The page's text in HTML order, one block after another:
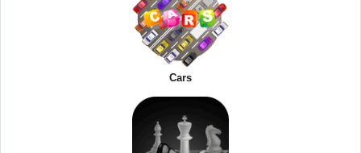
Cars